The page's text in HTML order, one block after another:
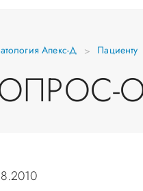
Апекс-Д Пациенту